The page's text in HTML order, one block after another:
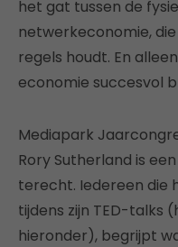
het gat tussen de
netwerkeconomie,
regels houdt. En
economie succesvol
Mediapark
Rory Sutherland is
terecht. Iedereen die
tijdens zijn TED-talks
hieronder), begrijpt